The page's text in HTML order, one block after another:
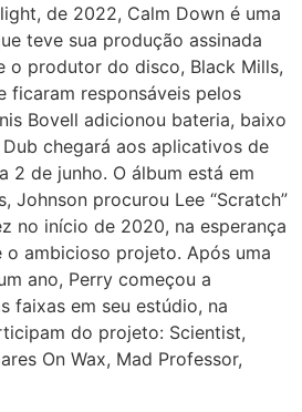
de 2022, Calm Down é uma
teve sua produção assinada
o produtor do disco, Black Mills,
ficaram responsáveis pelos
Bovell adicionou bateria, baixo
chegará aos aplicativos de
2 de junho. O álbum está em
Johnson procurou Lee “Scratch”
no início de 2020, na esperança
o ambicioso projeto. Após uma
ano, Perry começou a
faixas em seu estúdio, na
do projeto: Scientist,
On Wax, Mad Professor,